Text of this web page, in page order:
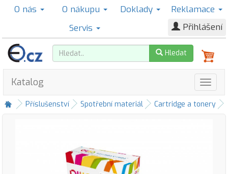
O nás O nákupu Doklady
Reklamace
Servis
Přihlášení
Hledat
Katalog
Příslušenství Spotřební materiál Cartridge a tonery